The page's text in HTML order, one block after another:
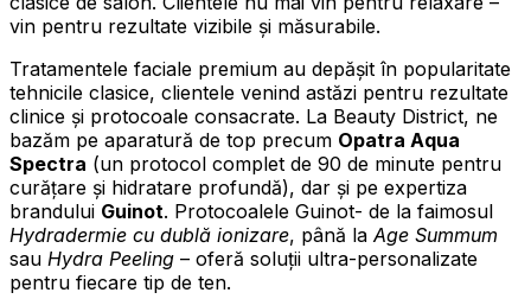
vin pentru rezultate vizibile și măsurabile.
Tratamentele faciale premium au depășit în popularitate
tehnicile clasice, clientele venind astăzi pentru rezultate
clinice și protocoale consacrate. La Beauty District, ne
bazăm pe aparatură de top precum Opatra Aqua
Spectra (un protocol complet de 90 de minute pentru
curățare și hidratare profundă), dar și pe expertiza
brandului Guinot. Protocoalele Guinot- de la faimosul
Hydradermie cu dublă ionizare, până laAge Summum
sau Hydra Peeling – oferă soluții ultra-personalizate
pentru fiecare tip de ten.